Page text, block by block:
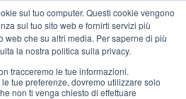
sul tuo computer. Questi cookie vengono
sul tuo sito web e fornirti servizi più
web che su altri media. Per saperne di più
la nostra politica sulla privacy.
tracceremo le tue informazioni.
tue preferenze, dovremo utilizzare solo
non ti venga chiesto di effettuare